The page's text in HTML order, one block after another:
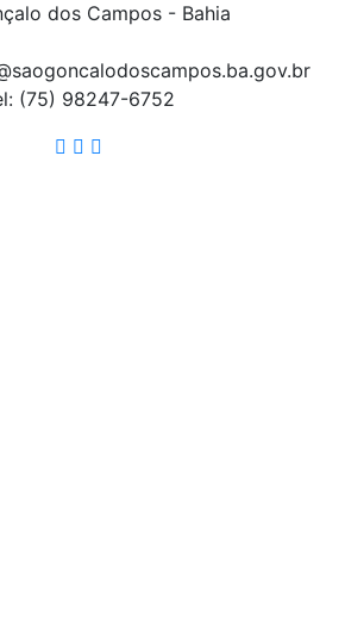
dos Campos - Bahia
(75) 98247-6752